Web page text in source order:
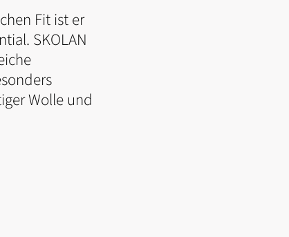
Fit ist er
SKOLAN
Wolle und